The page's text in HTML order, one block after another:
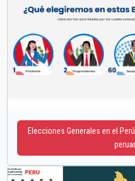
Elecciones Generales en el